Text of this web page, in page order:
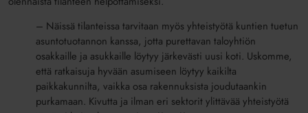
– Näissä tilanteissa tarvitaan myös yhteistyötä kuntien tuetun
asuntotuotannon kanssa, jotta purettavan taloyhtiön
osakkaille ja asukkaille löytyy järkevästi uusi koti. Uskomme,
että ratkaisuja hyvään asumiseen löytyy kaikilta
paikkakunnilta, vaikka osa rakennuksista joudutaankin
purkamaan. Kivutta ja ilman eri sektorit ylittävää yhteistyötä